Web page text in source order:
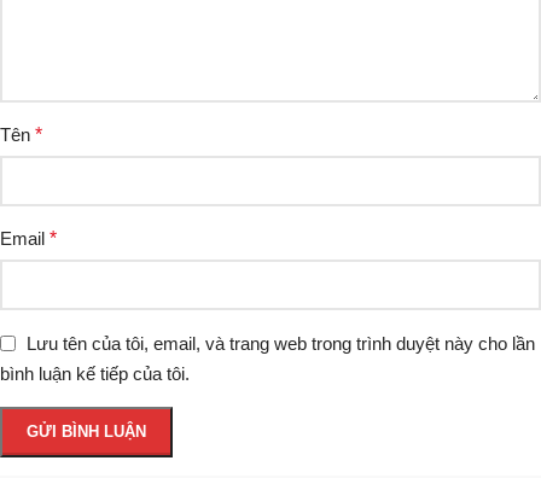
Tên *
Email *
Lưu tên của tôi, email, và trang web trong trình duyệt này cho lần
bình luận kế tiếp của tôi.